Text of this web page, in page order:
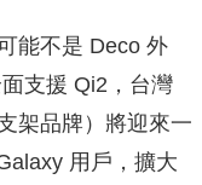
能不是 Deco 外
支援 Qi2，台灣
架品牌）將迎來一
用戶，擴大